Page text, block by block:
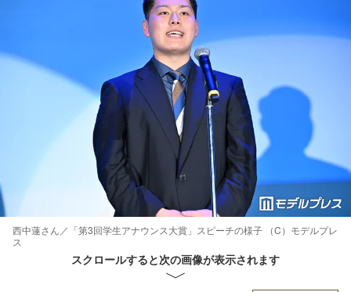
西中蓮さん／「第3回学生アナウンス大賞」スピーチの様子 （C）モデルプレ
ス
スクロールすると次の画像が表示されます